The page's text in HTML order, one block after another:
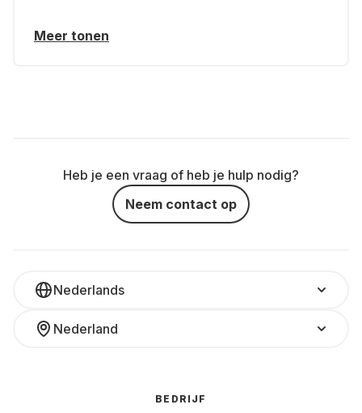
Meer tonen
Heb je een vraag of heb je hulp nodig?
Neem contact op
Nederlands
Nederland
BEDRIJF